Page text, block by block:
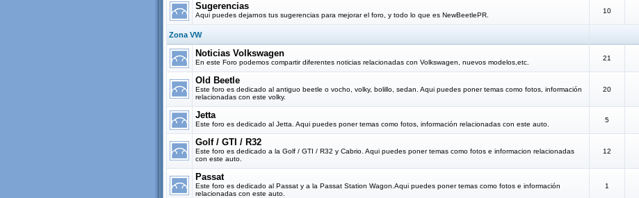
Sugerencias
Aqui puedes dejarnos tus sugerencias para mejorar el foro, y todo lo que es NewBeetlePR.
10
Zona VW
Noticias Volkswagen
En este Foro podemos compartir diferentes noticias relacionadas con Volkswagen, nuevos modelos,etc.
21
Old Beetle
Este foro es dedicado al antiguo beetle o vocho, volky, bolillo, sedan. Aqui puedes poner temas como fotos, información
relacionadas con este volky.
20
Jetta
Este foro es dedicado al Jetta. Aqui puedes poner temas como fotos, información relacionadas con este auto.
5
Golf / GTI / R32
Este foro es dedicado a la Golf / GTI / R32 y Cabrio. Aqui puedes poner temas como fotos e informacion relacionadas
con este auto.
12
Passat
Este foro es dedicado al Passat y a la Passat Station Wagon.Aqui puedes poner temas como fotos e información
relacionadas con este auto.
1